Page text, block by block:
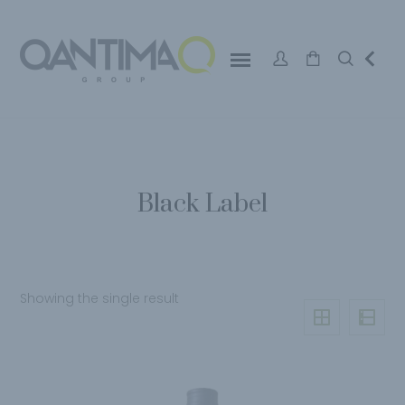
Black Label
Showing the single result